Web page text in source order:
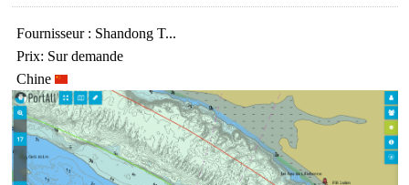
Fournisseur : Shandong T...
Prix: Sur demande
Chine